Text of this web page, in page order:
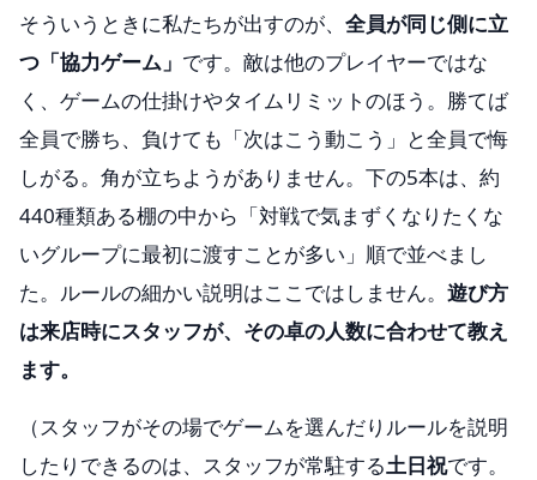
そういうときに私たちが出すのが、 全員が同じ側に立
つ「協力ゲーム」 です。敵は他のプレイヤーではな
く、ゲームの仕掛けやタイムリミットのほう。勝てば
全員で勝ち、負けても「次はこう動こう」と全員で悔
しがる。角が立ちようがありません。下の5本は、約
440種類ある棚の中から「対戦で気まずくなりたくな
いグループに最初に渡すことが多い」順で並べまし
た。ルールの細かい説明はここではしません。 遊び方
は来店時にスタッフが、その卓の人数に合わせて教え
ます。
（スタッフがその場でゲームを選んだりルールを説明
したりできるのは、スタッフが常駐する土日祝です。